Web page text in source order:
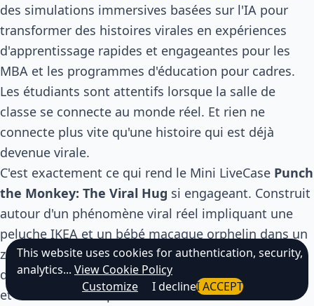
des simulations immersives basées sur l'IA pour
transformer des histoires virales en expériences
d'apprentissage rapides et engageantes pour les
MBA et les programmes d'éducation pour cadres.
Les étudiants sont attentifs lorsque la salle de
classe se connecte au monde réel. Et rien ne
connecte plus vite qu'une histoire qui est déjà
devenue virale.
C'est exactement ce qui rend le Mini LiveCase Punch
the Monkey: The Viral Hug si engageant. Construit
autour d'un phénomène viral réel impliquant une
peluche IKEA et un bébé macaque orphelin dans un
zoo japonais, la simulation plonge les apprenants
dans une situation qui semble immédiate, familière
et culturellement pertinente.
This website uses cookies for authentication, security,
analytics... View Cookie Policy
Customize
I declineI ACCEPT